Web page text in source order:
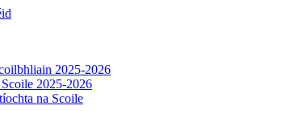
2025-2026
2025-2026
na Scoile